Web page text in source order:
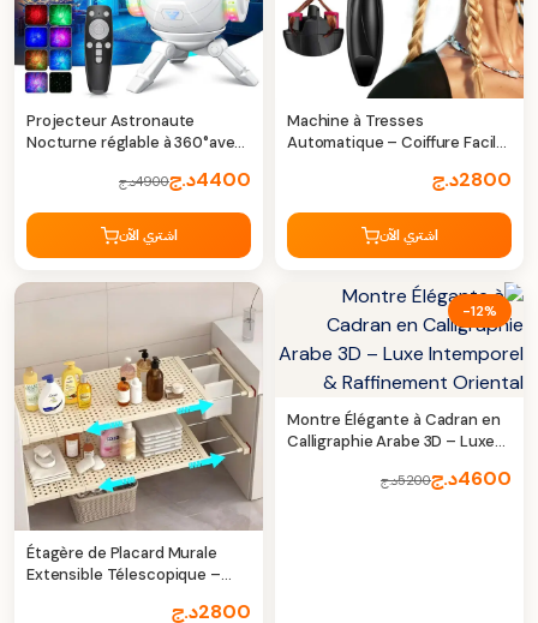
Machine à Tresses
Automatique – Coiffure Facile
2800د.ج
اشتري الآن
Projecteur Astronaute
Nocturne réglable à 360°avec
4400د.ج4900د.ج
اشتري الآن
-12%
Montre Élégante à Cadran en
Calligraphie Arabe 3D – Luxe
4600د.ج5200د.ج
Étagère de Placard Murale
Extensible Télescopique –
2800د.ج